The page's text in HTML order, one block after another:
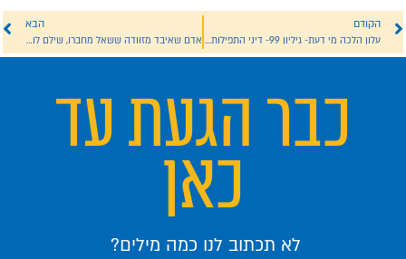
הקודם
עלון הלכה מי דעת- גיליון 99- דיני התפילות בשבת
הבא
אדם שאיבד מזוודה ששאל מחברו, שילם לו ואחר כך קיבל מהחברה 3 מזוודות
כבר הגעת עד
כאן
לא תכתוב לנו כמה מילים?